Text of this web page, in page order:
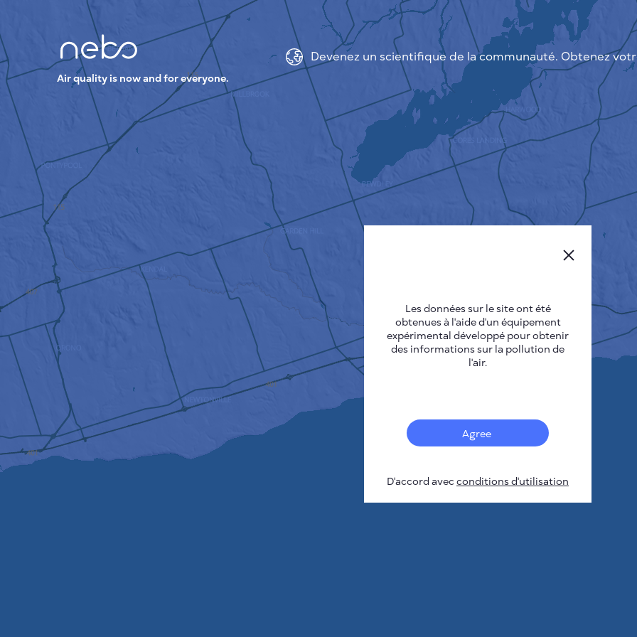
Air quality is now and for everyone.
Devenez un scientifique de la communauté. Obtenez
Les données sur le site ont été
obtenues à l'aide d'un équipement
expérimental développé pour obtenir
des informations sur la pollution de
l'air.
Agree
D'accord avecconditions d'utilisation